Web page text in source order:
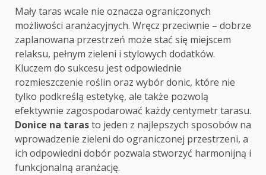
Mały taras wcale nie oznacza ograniczonych
możliwości aranżacyjnych. Wręcz przeciwnie – dobrze
zaplanowana przestrzeń może stać się miejscem
relaksu, pełnym zieleni i stylowych dodatków.
Kluczem do sukcesu jest odpowiednie
rozmieszczenie roślin oraz wybór donic, które nie
tylko podkreślą estetykę, ale także pozwolą
efektywnie zagospodarować każdy centymetr tarasu.
Donice na tarasto jeden z najlepszych sposobów na
wprowadzenie zieleni do ograniczonej przestrzeni, a
ich odpowiedni dobór pozwala stworzyć harmonijną i
funkcjonalną aranżację.